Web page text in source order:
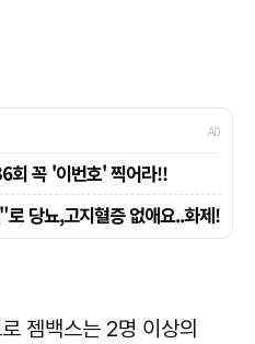
젬백스는 2명 이상의